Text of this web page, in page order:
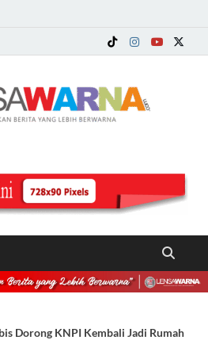
Dorong KNPI Kembali Jadi Rumah